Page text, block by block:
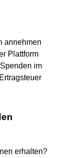
annehmen
Plattform
im
erhalten?